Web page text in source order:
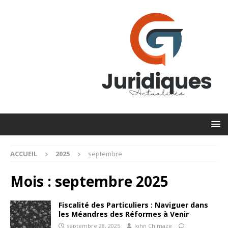
ACCUEIL 2025 septembre
Mois : septembre 2025
Fiscalité des Particuliers : Naviguer dans
les Méandres des Réformes à Venir
septembre 28, 2025 John Chimaze